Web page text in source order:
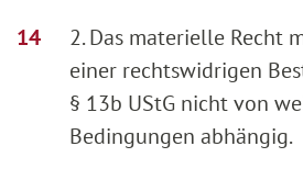
2. Das materielle Recht
einer rechtswidrigen
§ 13b UStG nicht von
Bedingungen abhängig.